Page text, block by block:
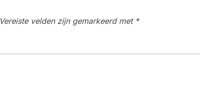
Vereiste velden zijn gemarkeerd met *